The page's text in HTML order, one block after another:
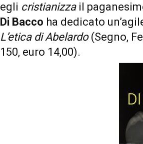
egli cristianizza il
Di Bacco ha dedicato
L’etica di Abelardo(Segno,
150, euro 14,00).